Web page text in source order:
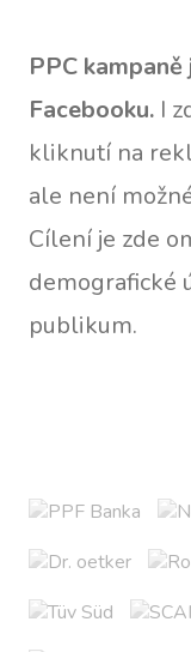
PPC
Facebooku. I
kliknutí na
ale není
Cílení je zde
demografické
publikum.